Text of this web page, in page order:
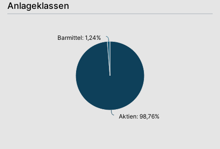
Anlageklassen
Aktien: 98,76%
Barmittel: 1,24%